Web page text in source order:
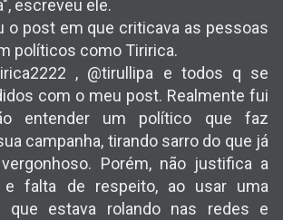
escreveu ele.
o post em que criticava as pessoas
políticos como Tiririca.
, @tirullipa e todos q se
com o meu post. Realmente fui
entender um político que faz
campanha, tirando sarro do que já
Porém, não justifica a
e falta de respeito, ao usar uma
que estava rolando nas redes e